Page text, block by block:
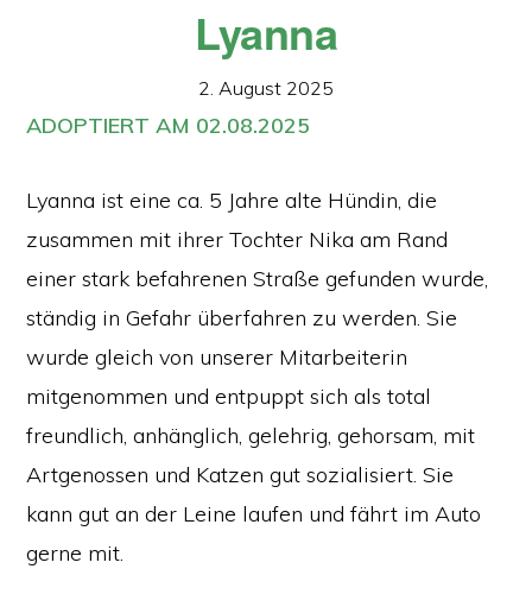
Lyanna
2. August 2025
ADOPTIERT AM 02.08.2025
Lyanna ist eine ca. 5 Jahre alte Hündin, die
zusammen mit ihrer Tochter Nika am Rand
einer stark befahrenen Straße gefunden wurde,
ständig in Gefahr überfahren zu werden. Sie
wurde gleich von unserer Mitarbeiterin
mitgenommen und entpuppt sich als total
freundlich, anhänglich, gelehrig, gehorsam, mit
Artgenossen und Katzen gut sozialisiert. Sie
kann gut an der Leine laufen und fährt im Auto
gerne mit.